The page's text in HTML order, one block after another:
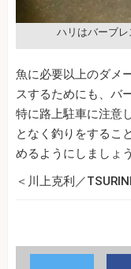
ハリはバーブレ
魚に必要以上のダメ
スするためにも、バ
特に路上駐車に注意
となく釣りをするこ
めるようにしましょう
＜川上克利／